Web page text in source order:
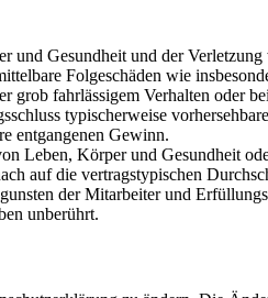
Gesundheit und der
Folgeschäden wie
grob fahrlässigem Verhalten oder
typischerweise
entgangenen Gewinn.
Leben, Körper und Gesundheit
auf die vertragstypischen
der Mitarbeiter und
unberührt.